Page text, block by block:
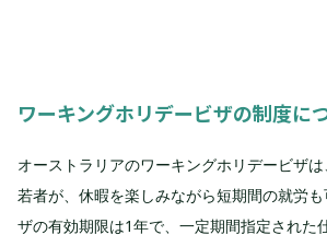
ワーキングホリデービザの制度に
オーストラリアのワーキングホリデービザ
若者が、休暇を楽しみながら短期間の就労
ザの有効期限は1年で、一定期間指定された